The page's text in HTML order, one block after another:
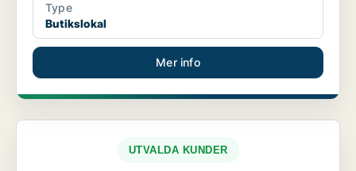
Type
Butikslokal
Mer info
UTVALDA KUNDER